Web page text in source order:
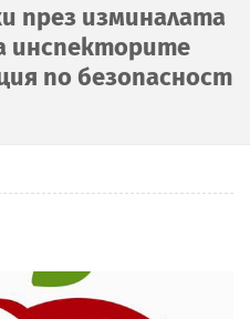
през изминалата
инспекторите
по безопасност